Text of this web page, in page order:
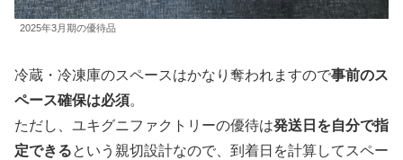
2025年3月期の優待品
冷蔵・冷凍庫のスペースはかなり奪われますので事前のス
ペース確保は必須。
ただし、ユキグニファクトリーの優待は発送日を自分で指
定できるという親切設計なので、到着日を計算してスペー